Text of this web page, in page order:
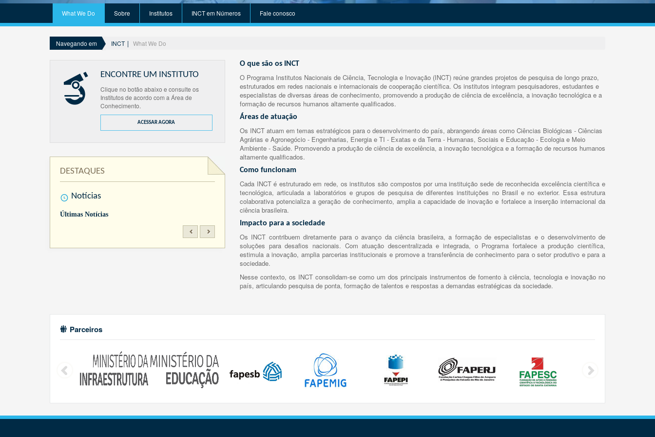
What We Do Sobre Institutos INCT em Números Fale conosco
Navegando em INCT What We Do
ENCONTRE UM INSTITUTO
Clique no botão abaixo e consulte os
Institutos de acordo com a Área de
Conhecimento.
ACESSAR AGORA
DESTAQUES
Notícias
Últimas Notícias
O que são os INCT
O Programa Institutos Nacionais de Ciência, Tecnologia e Inovação (INCT) reúne grandes projetos de pesquisa de longo prazo,
estruturados em redes nacionais e internacionais de cooperação científica. Os institutos integram pesquisadores, estudantes e
especialistas de diversas áreas de conhecimento, promovendo a produção de ciência de excelência, a inovação tecnológica e a
formação de recursos humanos altamente qualificados.
Áreas de atuação
Os INCT atuam em temas estratégicos para o desenvolvimento do país, abrangendo áreas como Ciências Biológicas - Ciências
Agrárias e Agronegócio - Engenharias, Energia e TI - Exatas e da Terra - Humanas, Sociais e Educação - Ecologia e Meio
Ambiente - Saúde. Promovendo a produção de ciência de excelência, a inovação tecnológica e a formação de recursos humanos
altamente qualificados.
Como funcionam
Cada INCT é estruturado em rede, os institutos são compostos por uma instituição sede de reconhecida excelência científica e
tecnológica, articulada a laboratórios e grupos de pesquisa de diferentes instituições no Brasil e no exterior. Essa estrutura
colaborativa potencializa a geração de conhecimento, amplia a capacidade de inovação e fortalece a inserção internacional da
ciência brasileira.
Impacto para a sociedade
Os INCT contribuem diretamente para o avanço da ciência brasileira, a formação de especialistas e o desenvolvimento de
soluções para desafios nacionais. Com atuação descentralizada e integrada, o Programa fortalece a produção científica,
estimula a inovação, amplia parcerias institucionais e promove a transferência de conhecimento para o setor produtivo e para a
sociedade.
Nesse contexto, os INCT consolidam-se como um dos principais instrumentos de fomento à ciência, tecnologia e inovação no
país, articulando pesquisa de ponta, formação de talentos e respostas a demandas estratégicas da sociedade.
Parceiros